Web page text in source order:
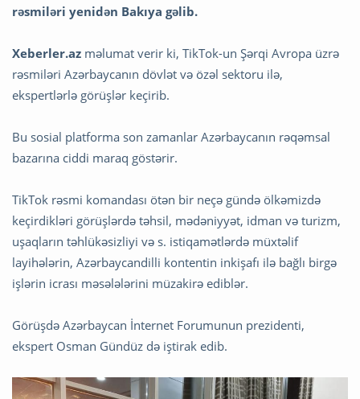
rəsmiləri yenidən Bakıya gəlib.
Xeberler.az məlumat verir ki, TikTok-un Şərqi Avropa üzrə
rəsmiləri Azərbaycanın dövlət və özəl sektoru ilə,
ekspertlərlə görüşlər keçirib.
Bu sosial platforma son zamanlar Azərbaycanın rəqəmsal
bazarına ciddi maraq göstərir.
TikTok rəsmi komandası ötən bir neçə gündə ölkəmizdə
keçirdikləri görüşlərdə təhsil, mədəniyyət, idman və turizm,
uşaqların təhlükəsizliyi və s. istiqamətlərdə müxtəlif
layihələrin, Azərbaycandilli kontentin inkişafı ilə bağlı birgə
işlərin icrası məsələlərini müzakirə ediblər.
Görüşdə Azərbaycan İnternet Forumunun prezidenti,
ekspert Osman Gündüz də iştirak edib.